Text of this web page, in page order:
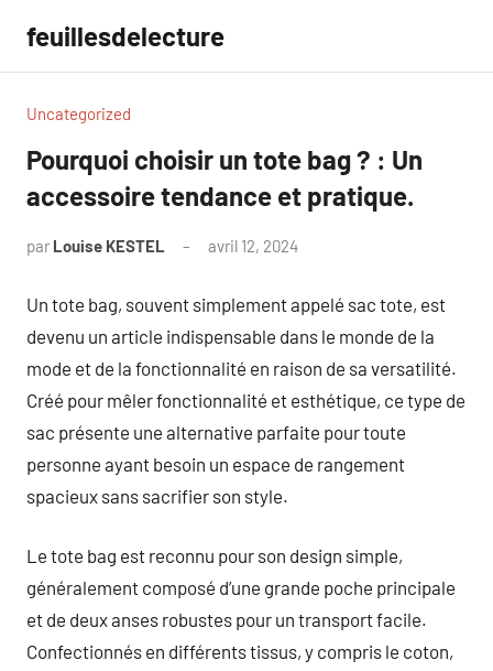
contenu
feuillesdelecture
Uncategorized
Pourquoi choisir un tote bag ? : Un
accessoire tendance et pratique.
par Louise KESTEL avril 12, 2024
Un tote bag, souvent simplement appelé sac tote, est
devenu un article indispensable dans le monde de la
mode et de la fonctionnalité en raison de sa versatilité.
Créé pour mêler fonctionnalité et esthétique, ce type de
sac présente une alternative parfaite pour toute
personne ayant besoin un espace de rangement
spacieux sans sacrifier son style.
Le tote bag est reconnu pour son design simple,
généralement composé d’une grande poche principale
et de deux anses robustes pour un transport facile.
Confectionnés en différents tissus, y compris le coton,